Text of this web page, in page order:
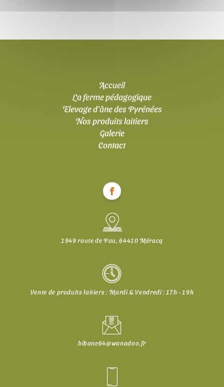
Accueil
La ferme pédagogique
Elevage d’âne des Pyrénées
Nos produits laitiers
Galerie
Contact
1949 route de Pau, 64410 Méracq
Vente de produits laitiers : Mardi & Vendredi : 17h - 19h
bibane64@wanadoo.fr